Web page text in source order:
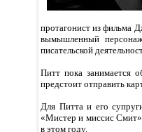
протагонист из фильма
вымышленный
писательской
Питт пока занимается
предстоит отправить
Для Питта и его
«Мистер и миссис
в этом году.